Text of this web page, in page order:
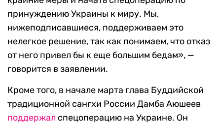
принуждению Украины к миру. Мы,
нижеподписавшиеся, поддерживаем это
нелегкое решение, так как понимаем, что отказ
от него привел бы к еще большим бедам», —
говорится в заявлении.
Кроме того, в начале марта глава Буддийской
традиционной сангхи России Дамба Аюшеев
поддержал спецоперацию на Украине. Он